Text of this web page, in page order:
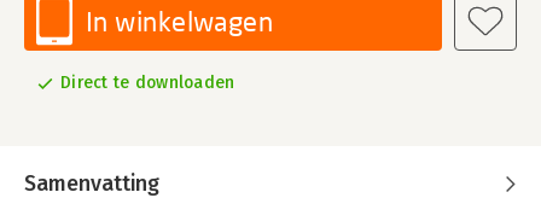
In winkelwagen
Direct te downloaden
Samenvatting